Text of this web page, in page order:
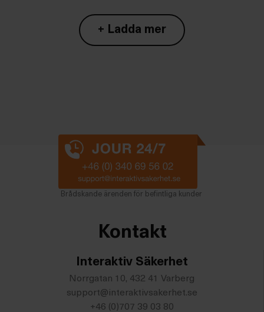
+ Ladda mer
Brådskande ärenden för befintliga kunder
Kontakt
Interaktiv Säkerhet
Norrgatan 10, 432 41 Varberg
support@interaktivsakerhet.se
+46 (0)707 39 03 80